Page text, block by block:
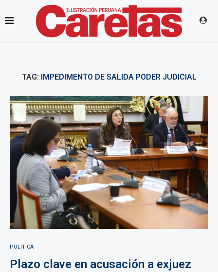
TAG: IMPEDIMENTO DE SALIDA PODER JUDICIAL
POLÍTICA
Plazo clave en acusación a exjuez